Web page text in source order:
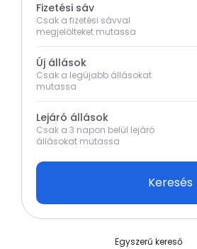
Fizetési sáv
Csak a fizetési sávval
megjelölteket mutassa
Új állások
Csak a legújabb állásokat
mutassa
Lejáró állások
Csak a 3 napon belül lejáró
állásokat mutassa
Keresés
Egyszerű kereső